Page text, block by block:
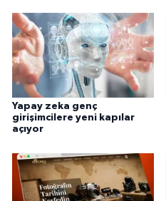
Yapay zeka genç
girişimcilere yeni kapılar
açıyor